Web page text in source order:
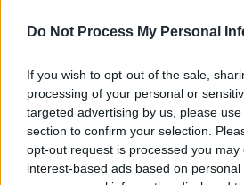
Do Not Process My Personal
If you wish to opt-out of the sale,
processing of your personal or
targeted advertising by us, please
section to confirm your selection.
opt-out request is processed you may
interest-based ads based on